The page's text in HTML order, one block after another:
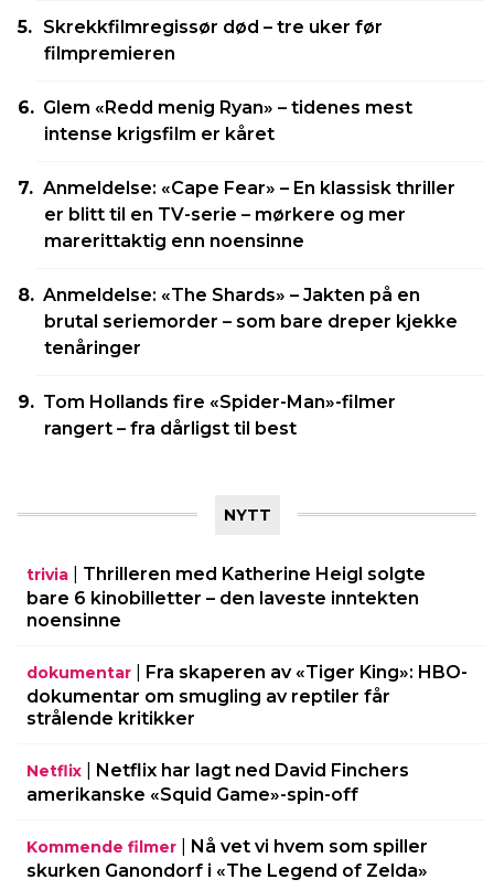
Skrekkfilmregissør død – tre uker før
filmpremieren
Glem «Redd menig Ryan» – tidenes mest
intense krigsfilm er kåret
Anmeldelse: «Cape Fear» – En klassisk thriller
er blitt til en TV-serie – mørkere og mer
marerittaktig enn noensinne
Anmeldelse: «The Shards» – Jakten på en
brutal seriemorder – som bare dreper kjekke
tenåringer
Tom Hollands fire «Spider-Man»-filmer
rangert – fra dårligst til best
NYTT
trivia
Thrilleren med Katherine Heigl solgte
bare 6 kinobilletter – den laveste inntekten
noensinne
dokumentar
Fra skaperen av «Tiger King»: HBO-
dokumentar om smugling av reptiler får
strålende kritikker
Netflix
Netflix har lagt ned David Finchers
amerikanske «Squid Game»-spin-off
Kommende filmer
Nå vet vi hvem som spiller
skurken Ganondorf i «The Legend of Zelda»